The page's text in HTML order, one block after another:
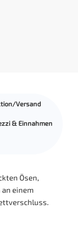
Versand
& Einnahmen
Ösen,
einem